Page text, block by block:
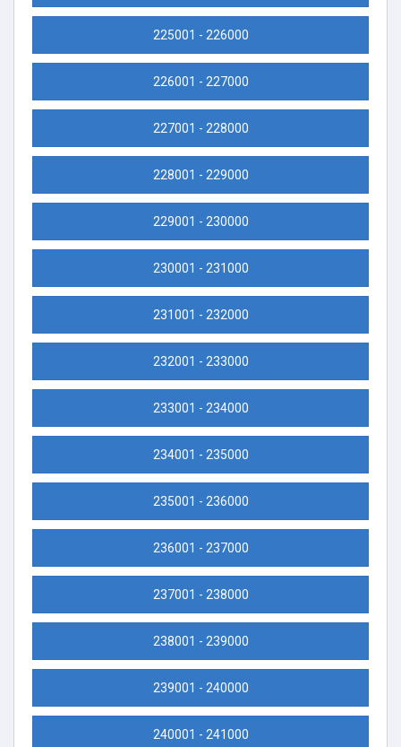
225001 - 226000
226001 - 227000
227001 - 228000
228001 - 229000
229001 - 230000
230001 - 231000
231001 - 232000
232001 - 233000
233001 - 234000
234001 - 235000
235001 - 236000
236001 - 237000
237001 - 238000
238001 - 239000
239001 - 240000
240001 - 241000